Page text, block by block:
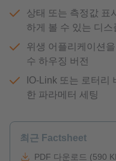
상태 또는 측정값 표
하게 볼 수 있는 디스
위생 어플리케이션
수 하우징 버전
IO-Link 또는 로터리
한 파라메터 세팅
최근 Factsheet
PDF 다운로드 (590